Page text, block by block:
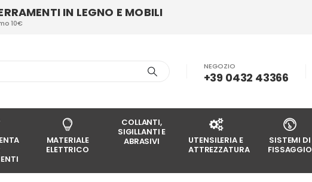
IN LEGNO E MOBILI
10€
NEGOZIO
+39 0432 43366
MATERIALE
ELETTRICO
COLLANTI,
SIGILLANTI E
ABRASIVI
UTENSILERIA E
ATTREZZATURA
SISTEMI DI
FISSAGGIO